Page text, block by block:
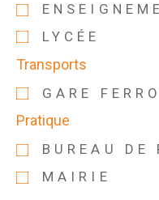
LYCÉE
Transports
GARE
Pratique
BUREAU DE
MAIRIE